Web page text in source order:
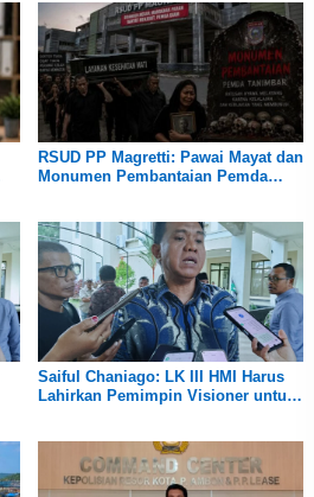
RSUD PP Magretti: Pawai Mayat dan
Monumen Pembantaian Pemda
Saiful Chaniago: LK III HMI Harus
Lahirkan Pemimpin Visioner untuk